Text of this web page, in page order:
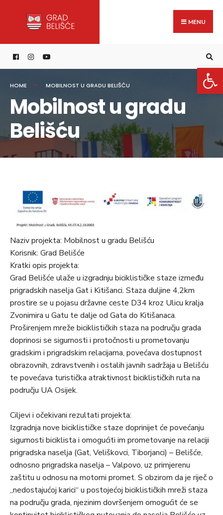
content
MENU
HOME MOBILNOST U GRADU BELIŠĆU
Mobilnost u gradu
Belišću
Naziv projekta: Mobilnost u gradu Belišću
Korisnik: Grad Belišće
Kratki opis projekta:
Grad Belišće ulaže u izgradnju biciklističke staze između
prigradskih naselja Gat i Kitišanci. Staza duljine 4,2km
prostire se u pojasu državne ceste D34 kroz Ulicu kralja
Zvonimira u Gatu te dalje od Gata do Kitišanaca.
Proširenjem mreže biciklističkih staza na području grada
doprinosi se sigurnosti i protočnosti u prometovanju
gradskim i prigradskim relacijama, povećava dostupnost
obrazovnih, zdravstvenih i ostalih javnih sadržaja u Belišću
te povećava turistička atraktivnost biciklističkih ruta na
području UA Osijek.
Ciljevi i očekivani rezultati projekta:
Izgradnja nove biciklističke staze doprinijet će povećanju
sigurnosti biciklista i omogućiti im prometovanje na relaciji
prigradska naselja (Gat, Veliškovci, Tiborjanci) – Belišće,
odnosno prigradska naselja – Valpovo, uz primjerenu
zaštitu u odnosu na motorni promet. S obzirom da je riječ o
„nedostajućoj karici“ u postojećoj biciklističkih mreži staza
na području grada, njezinim dovršenjem omogućit će se
for: